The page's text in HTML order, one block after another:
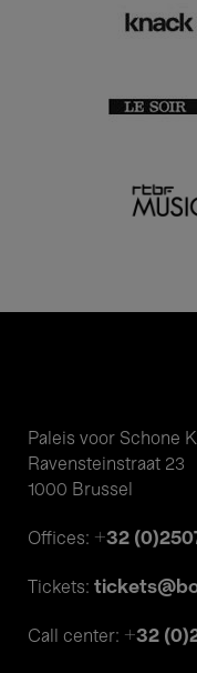
Paleis voor Schone
Ravensteinstraat 23
1000 Brussel
Offices: +32
Tickets:
Call center: +32